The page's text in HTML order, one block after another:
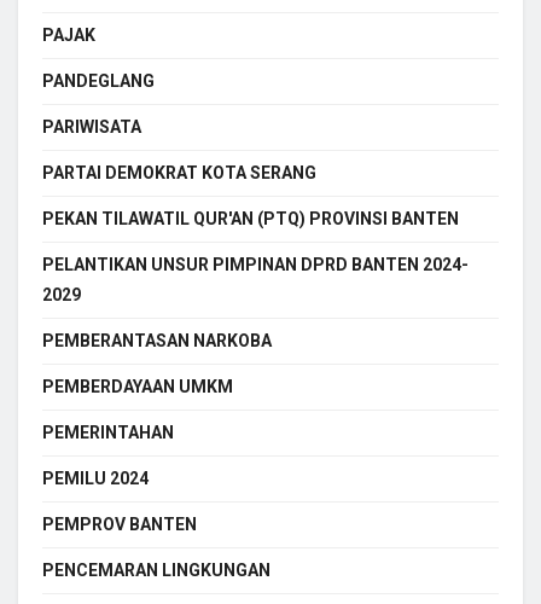
PAJAK
PANDEGLANG
PARIWISATA
PARTAI DEMOKRAT KOTA SERANG
PEKAN TILAWATIL QUR'AN (PTQ) PROVINSI BANTEN
PELANTIKAN UNSUR PIMPINAN DPRD BANTEN 2024-
2029
PEMBERANTASAN NARKOBA
PEMBERDAYAAN UMKM
PEMERINTAHAN
PEMILU 2024
PEMPROV BANTEN
PENCEMARAN LINGKUNGAN